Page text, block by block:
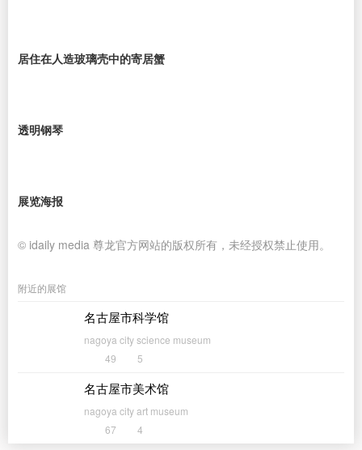
居住在人造玻璃壳中的寄居蟹
透明钢琴
展览海报
© idaily media 尊龙官方网站的版权所有，未经授权禁止使用。
附近的展馆
名古屋市科学馆
nagoya city science museum
49
5
名古屋市美术馆
nagoya city art museum
67
4